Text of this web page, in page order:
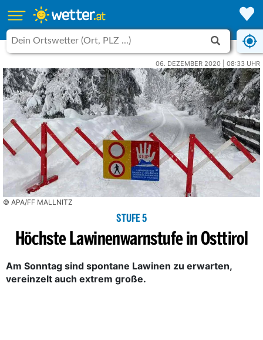
06. DEZEMBER 2020 | 08:33 UHR
© APA/FF MALLNITZ
STUFE 5
Höchste Lawinenwarnstufe in Osttirol
Am Sonntag sind spontane Lawinen zu erwarten,
vereinzelt auch extrem große.